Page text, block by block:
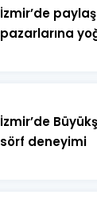
İzmir’de
pazarlarına
İzmir’de
sörf deneyimi